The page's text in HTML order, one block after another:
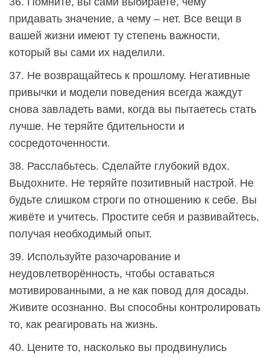
придавать значение, а чему – нет. Все вещи в
вашей жизни имеют ту степень важности,
который вы сами их наделили.
37. Не возвращайтесь к прошлому. Негативные
привычки и модели поведения всегда жаждут
снова завладеть вами, когда вы пытаетесь стать
лучше. Не теряйте бдительности и
сосредоточенности.
38. Расслабьтесь. Сделайте глубокий вдох.
Выдохните. Не теряйте позитивный настрой. Не
будьте слишком строги по отношению к себе. Вы
живёте и учитесь. Простите себя и развивайтесь,
получая необходимый опыт.
39. Используйте разочарование и
неудовлетворённость, чтобы оставаться
мотивированными, а не как повод для досады.
Живите осознанно. Вы способны контролировать
то, как реагировать на жизнь.
40. Цените то, насколько вы продвинулись